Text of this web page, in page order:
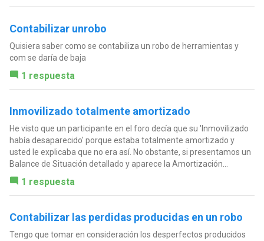
Contabilizar unrobo
Quisiera saber como se contabiliza un robo de herramientas y
com se daría de baja
1 respuesta
Inmovilizado totalmente amortizado
He visto que un participante en el foro decía que su 'Inmovilizado
había desaparecido' porque estaba totalmente amortizado y
usted le explicaba que no era así. No obstante, si presentamos un
Balance de Situación detallado y aparece la Amortización...
1 respuesta
Contabilizar las perdidas producidas en un robo
Tengo que tomar en consideración los desperfectos producidos